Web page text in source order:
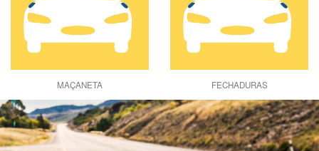
MAÇANETA FECHADURAS